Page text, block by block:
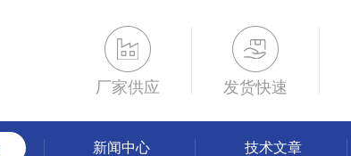
厂家供应 发货快速
新闻中心 技术文章